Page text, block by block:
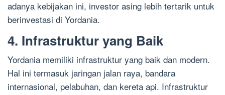
adanya kebijakan ini, investor asing lebih tertarik untuk
berinvestasi di Yordania.
4. Infrastruktur yang Baik
Yordania memiliki infrastruktur yang baik dan modern.
Hal ini termasuk jaringan jalan raya, bandara
internasional, pelabuhan, dan kereta api. Infrastruktur